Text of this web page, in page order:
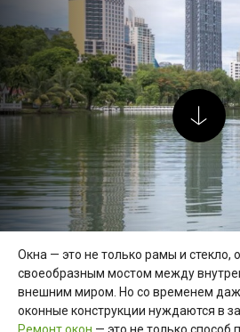
Окна — это не только рамы и стекло,
своеобразным мостом между
внешним миром. Но со временем
оконные конструкции нуждаются в